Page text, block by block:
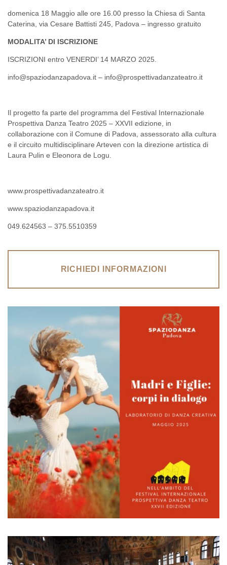
domenica 18 Maggio alle ore 16.00 presso la Chiesa di Santa
Caterina, via Cesare Battisti 245, Padova – ingresso gratuito
MODALITA’ DI ISCRIZIONE
ISCRIZIONI entro VENERDI’ 14 MARZO 2025.
info@spaziodanzapadova.it – info@prospettivadanzateatro.it
Il progetto fa parte del programma del Festival Internazionale
Prospettiva Danza Teatro 2025 – XXVII edizione, in
collaborazione con il Comune di Padova, assessorato alla cultura
e il circuito multidisciplinare Arteven con la direzione artistica di
Laura Pulin e Eleonora de Logu.
www.prospettivadanzateatro.it
www.spaziodanzapadova.it
049.624563 – 375.5510359
RICHIEDI INFORMAZIONI